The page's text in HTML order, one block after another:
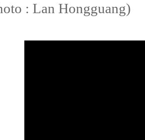
: Lan Hongguang)